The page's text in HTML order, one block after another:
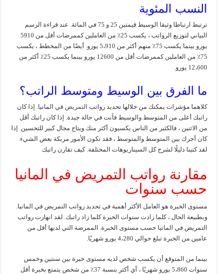
النسب المئوية
ترتبط ارتباطا وثيقا الوسيط قيمتين 25 و 75 في المائة. عند قراءة الرسم
البياني لتوزيع الرواتب ، يكسب 25٪ من العاملين كممرضات أقل من 5910
يورو بينما يكسب 75٪ منهم أكثر من 5،910 يورو. أيضًا من المخطط ، يكسب
75٪ من العاملين كممرضات أقل من 12600 يورو بينما يكسب 25٪ أكثر من
12،600 يورو.
ما الفرق بين الوسيط ومتوسط ​​الراتب؟
كلاهما مؤشرات يمكنك من خلالها تحديد رواتب التمريض في المانيا. إذا كان
راتبك أعلى من المتوسط ​​والوسيط فأنت في حالة جيدة. إذا كان راتبك أقل
من الاثنين ، فالكثير من الناس يكسبون أكثر منك ويتاح مجال كبير للتحسين. إذا
كان أجرك بين المتوسط ​​والمتوسط ​​، فقد تكون الأمور مربكة بعض الشيء.
لقد كتبنا دليلًا لشرح كل السيناريوهات المختلفة. كيف تقارن راتبك
مقارنة رواتب التمريض في المانيا
حسب سنوات
مستوى الخبرة هو العامل الأكثر أهمية في تحديد رواتب التمريض في المانيا.
وبطبيعة الحال ، كلما زادت سنوات الخبرة كلما زاد راتبك. لقد انهارت رواتب
التمريض في المانيا حسب مستوى الخبرة. الممرضة التي لديها أقل من
عامين من الخبرة تبلغ حوالي 4،280 يورو شهريًا.
بينما من المتوقع أن يكسب شخص لديه مستوى خبرة بين سنتين وخمس
سنوات 5،860 يورو شهريًا ، أي أكثر بنسبة 37٪ من شخص يتمتع بخبرة أقل